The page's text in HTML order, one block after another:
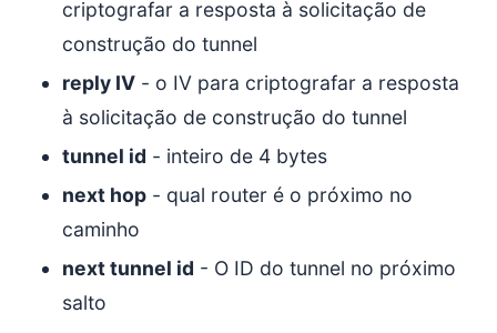
criptografar a resposta à solicitação de
construção do tunnel
reply IV - o IV para criptografar a resposta
à solicitação de construção do tunnel
tunnel id - inteiro de 4 bytes
next hop - qual router é o próximo no
caminho
next tunnel id - O ID do tunnel no próximo
salto